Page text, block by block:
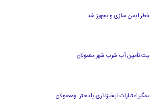
تأمین آب شرب شهر معمولان
آبخیزداری پلدختر ومعمولان